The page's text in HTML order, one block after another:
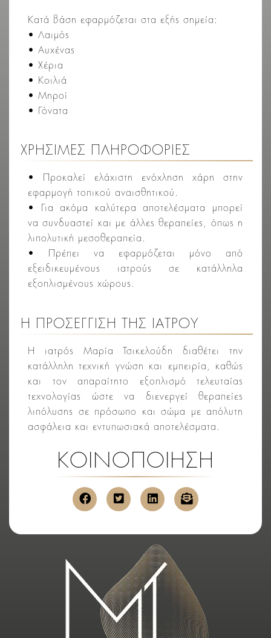
Κατά βάση εφαρμόζεται στα εξής σημεία:
• Λαιμός
• Αυχένας
• Χέρια
• Κοιλιά
• Μηροί
• Γόνατα
ΧΡΗΣΙΜΕΣ ΠΛΗΡΟΦΟΡΙΕΣ
• Προκαλεί ελάχιστη ενόχληση χάρη στην
εφαρμογή τοπικού αναισθητικού.
• Για ακόμα καλύτερα αποτελέσματα μπορεί
να συνδυαστεί και με άλλες θεραπείες, όπως η
λιπολυτική μεσοθεραπεία.
• Πρέπει να εφαρμόζεται μόνο από
εξειδικευμένους ιατρούς σε κατάλληλα
εξοπλισμένους χώρους.
Η ΠΡΟΣΕΓΓΙΣΗ ΤΗΣ ΙΑΤΡΟΥ
Η ιατρός Μαρία Τσικελούδη διαθέτει την
κατάλληλη τεχνική γνώση και εμπειρία, καθώς
και τον απαραίτητο εξοπλισμό τελευταίας
τεχνολογίας ώστε να διενεργεί θεραπείες
λιπόλυσης σε πρόσωπο και σώμα με απόλυτη
ασφάλεια και εντυπωσιακά αποτελέσματα.
ΚΟΙΝΟΠΟΙΗΣΗ
κοινοποίηση στο facebook
κοινοποίηση στο twitter
κοινοποίηση στο
αποστολή